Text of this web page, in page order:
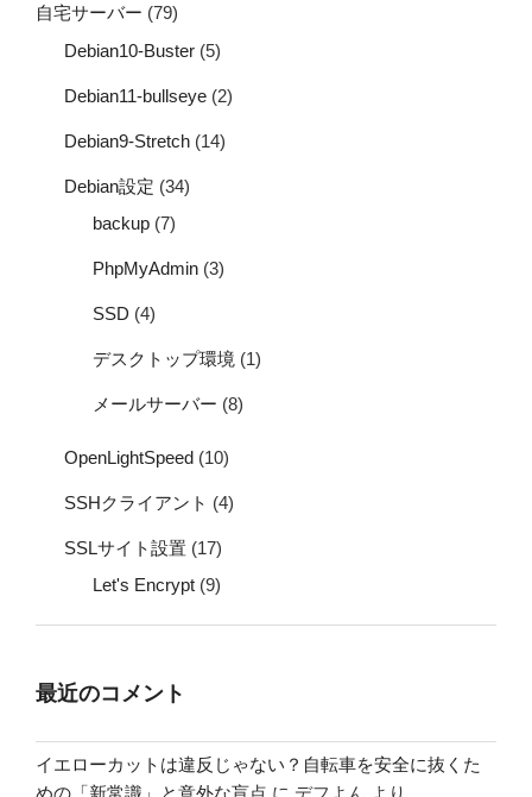
自宅サーバー (79)
Debian10-Buster (5)
Debian11-bullseye (2)
Debian9-Stretch (14)
Debian設定 (34)
backup (7)
PhpMyAdmin (3)
SSD (4)
デスクトップ環境 (1)
メールサーバー (8)
OpenLightSpeed (10)
SSHクライアント (4)
SSLサイト設置 (17)
Let's Encrypt (9)
最近のコメント
イエローカットは違反じゃない？自転車を安全に抜くた